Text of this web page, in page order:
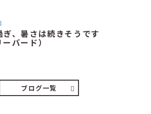
ぎ、暑さは続きそうです
ーバード）
ブログ一覧